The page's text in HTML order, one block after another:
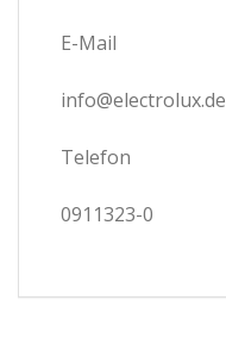
E-Mail
info@electrolux.de
Telefon
0911323-0